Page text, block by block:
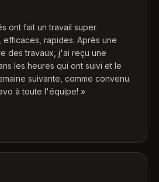
ont fait un travail super
efficaces, rapides. Après une
des travaux, j'ai reçu une
les heures qui ont suivi et le
suivante, comme convenu.
à toute l'équipe! »